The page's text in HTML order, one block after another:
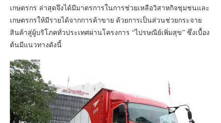
เกษตรกร ล่าสุดจึงได้มีมาตรการในการช่วยเหลือวิสาหกิจชุมชนและ
เกษตรกรให้มีรายได้จากการค้าขาย ด้วยการเป็นส่วนช่วยกระจาย
สินค้าสู่ผู้บริโภคทั่วประเทศผ่านโครงการ “ไปรษณีย์เพิ่มสุข” ซึ่งเบื้อง
ต้นมีแนวทางดังนี้